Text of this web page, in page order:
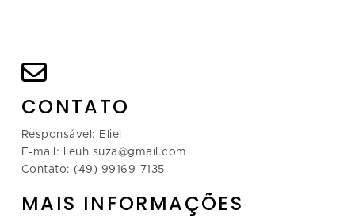
CONTATO
Responsável: Eliel
E-mail: lieuh.suza@gmail.com
Contato: (49) 99169-7135
MAIS INFORMAÇÕES